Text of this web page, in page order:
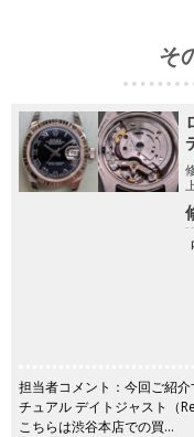
そ
担当者コメント：今回ご紹
チュアル デイトジャスト（
こちらは渋谷本店での買…